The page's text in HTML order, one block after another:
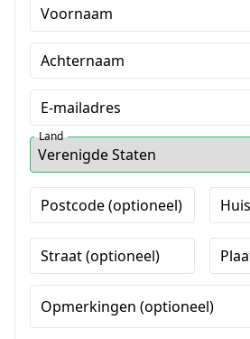
Voornaam
Achternaam
E-mailadres
Land
Postcode (optioneel)
Straat (optioneel)
Opmerkingen (optioneel)